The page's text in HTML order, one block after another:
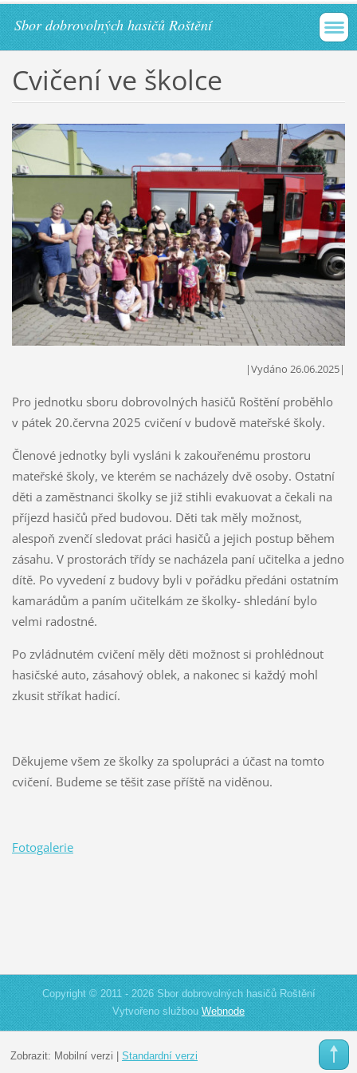
Sbor dobrovolných hasičů Roštění
Cvičení ve školce
|Vydáno 26.06.2025|
Pro jednotku sboru dobrovolných hasičů Roštění proběhlo
v pátek 20.června 2025 cvičení v budově mateřské školy.
Členové jednotky byli vysláni k zakouřenému prostoru
mateřské školy, ve kterém se nacházely dvě osoby. Ostatní
děti a zaměstnanci školky se již stihli evakuovat a čekali na
příjezd hasičů před budovou. Děti tak měly možnost,
alespoň zvenčí sledovat práci hasičů a jejich postup během
zásahu. V prostorách třídy se nacházela paní učitelka a jedno
dítě. Po vyvedení z budovy byli v pořádku předáni ostatním
kamarádům a paním učitelkám ze školky- shledání bylo
velmi radostné.
Po zvládnutém cvičení měly děti možnost si prohlédnout
hasičské auto, zásahový oblek, a nakonec si každý mohl
zkusit stříkat hadicí.
Děkujeme všem ze školky za spolupráci a účast na tomto
cvičení. Budeme se těšit zase příště na viděnou.
Fotogalerie
Copyright © 2011 - 2026 Sbor dobrovolných hasičů Roštění
Vytvořeno službouWebnode
Zobrazit: Mobilní verzi | Standardní verzi